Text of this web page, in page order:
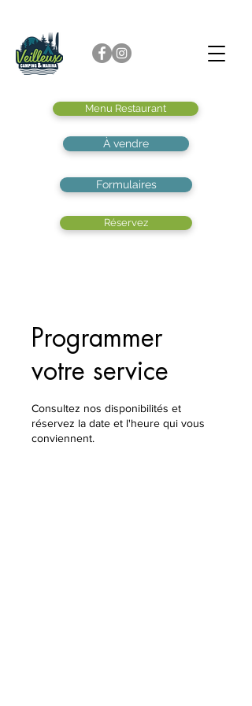
Menu Restaurant
À vendre
Formulaires
Réservez
Programmer
votre service
Consultez nos disponibilités et
réservez la date et l'heure qui vous
conviennent.